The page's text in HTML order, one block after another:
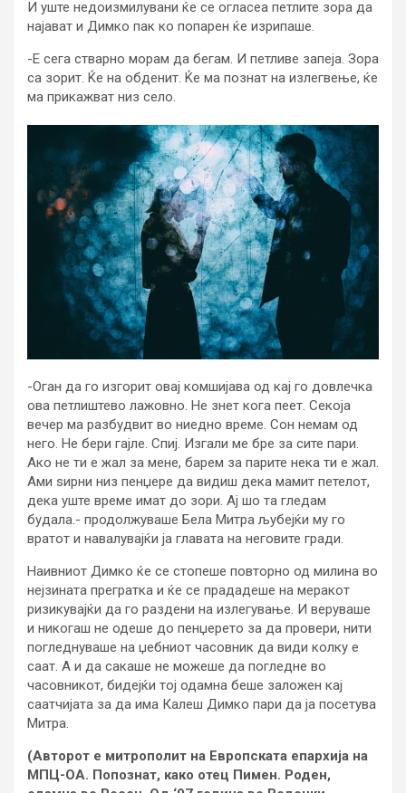
И уште недоизмилувани ќе се огласеа петлите зора да
најават и Димко пак ко попарен ќе изрипаше.
-Е сега стварно морам да бегам. И петливе запеја. Зора
са зорит. Ќе на обденит. Ќе ма познат на излегвење, ќе
ма прикажват низ село.
-Оган да го изгорит овај комшијава од кај го довлечка
ова петлиштево лажовно. Не знет кога пеет. Секоја
вечер ма разбудвит во ниедно време. Сон немам од
него. Не бери гајле. Спиј. Изгали ме бре за сите пари.
Ако не ти е жал за мене, барем за парите нека ти е жал.
Ами ѕирни низ пенџере да видиш дека мамит петелот,
дека уште време имат до зори. Ај шо та гледам
будала.- продолжуваше Бела Митра љубејќи му го
вратот и навалувајќи ја главата на неговите гради.
Наивниот Димко ќе се стопеше повторно од милина во
нејзината прегратка и ќе се прададеше на меракот
ризикувајќи да го раздени на излегување. И веруваше
и никогаш не одеше до пенџерето за да провери, нити
погледнуваше на џебниот часовник да види колку е
саат. А и да сакаше не можеше да погледне во
часовникот, бидејќи тој одамна беше заложен кај
саатчијата за да има Калеш Димко пари да ја посетува
Митра.
(Авторот е митрополит на Европската епархија на
МПЦ-ОА. Попознат, како отец Пимен. Роден,